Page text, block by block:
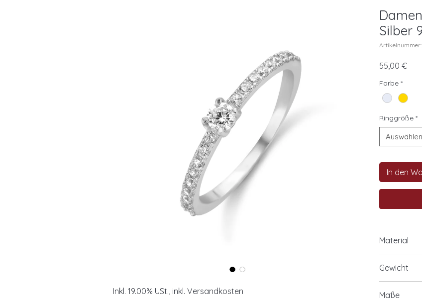
Inkl. 19.00% USt., inkl. Versandkosten
Silber
55,00 €Preis
Farbe *
Ringgröße *
Auswählen
In den
Material
optional
19
Gewicht
Maße